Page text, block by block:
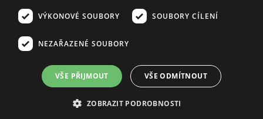
© 2008–2026 EMPRESA MEDIA, a.s. Všechna práva vyhrazena.
Zásady ochrany osobních a dalších zpracovávaných údajů
Informace o měření sledovanosti videa ve video archivu
Nielsen Digital Measurement
. Využíváme grafické podklady z
depositphotos.com .
VÝKONOVÉ SOUBORY SOUBORY CÍLENÍ
NEZAŘAZENÉ SOUBORY
VŠE PŘIJMOUT VŠE ODMÍTNOUT
ZOBRAZIT PODROBNOSTI